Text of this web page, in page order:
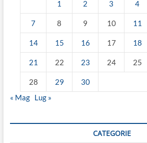
1 2 3 4
7 8 9 10 11
14 15 16 17 18
21 22 23 24 25
28 29
30
« Mag Lug »
CATEGORIE